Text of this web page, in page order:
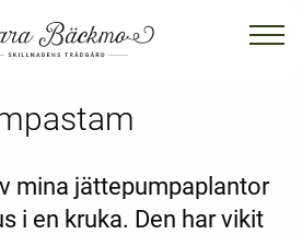
mina jättepumpaplantor
i en kruka. Den har vikit